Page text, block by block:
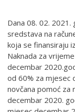
Dana 08. 02. 2021.
sredstava na
koja se finansiraju
Naknada za
decembar
od 60% za mjesec
novčana pomoć za
decembar 2020.